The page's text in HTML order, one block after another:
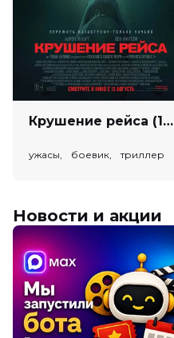
Крушение рейса (18+)
ужасы, боевик, триллер
Новости и акции